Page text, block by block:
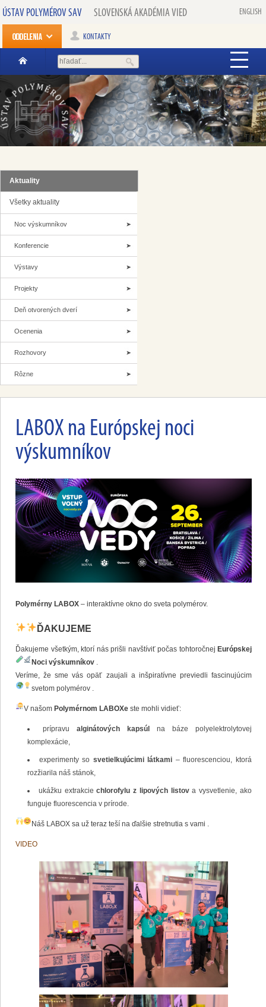
ÚSTAV POLYMÉROV SAV SLOVENSKÁ AKADÉMIA VIED ENGLISH
KONTAKTY
Aktuality
Všetky aktuality
Noc výskumníkov
Konferencie
Výstavy
Projekty
Deň otvorených dverí
Ocenenia
Rozhovory
Rôzne
LABOX na Európskej noci
výskumníkov
Polymérny LABOX – interaktívne okno do sveta polymérov.
ĎAKUJEME
Ďakujeme všetkým, ktorí nás prišli navštíviť počas tohtoročnej Európskej
Noci výskumníkov
Veríme, že sme vás opäť zaujali a inšpiratívne previedli fascinujúcim
svetom polymérov
V našom Polymérnom LABOXeste mohli vidieť:
prípravu alginátových kapsúl na báze polyelektrolytovej
komplexácie,
experimenty so svetielkujúcimi látkami – fluorescenciou, ktorá
rozžiarila náš stánok,
ukážku extrakciechlorofylu z lipových listova vysvetlenie, ako
funguje fluorescencia v prírode.
Náš LABOX sa už teraz teší na ďalšie stretnutia s vami
VIDEO